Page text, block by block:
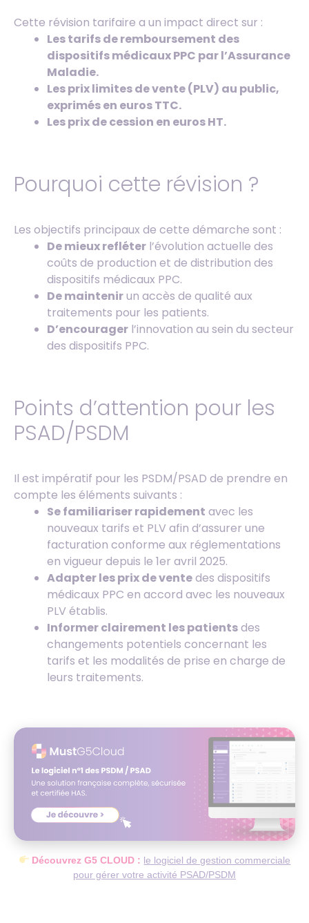
Cette révision tarifaire a un impact direct sur :
Les tarifs de remboursement des
dispositifs médicaux PPC par l’Assurance
Maladie.
Les prix limites de vente (PLV) au public,
exprimés en euros TTC.
Les prix de cession en euros HT.
Pourquoi cette révision ?
Les objectifs principaux de cette démarche sont :
De mieux refléter l’évolution actuelle des
coûts de production et de distribution des
dispositifs médicaux PPC.
De maintenirun accès de qualité aux
traitements pour les patients.
D’encourager l’innovation au sein du secteur
des dispositifs PPC.
Points d’attention pour les
PSAD/PSDM
Il est impératif pour les PSDM/PSAD de prendre en
compte les éléments suivants :
Se familiariser rapidement avec les
nouveaux tarifs et PLV afin d’assurer une
facturation conforme aux réglementations
en vigueur depuis le 1er avril 2025.
Adapter les prix de ventedes dispositifs
médicaux PPC en accord avec les nouveaux
PLV établis.
Informer clairement les patientsdes
changements potentiels concernant les
tarifs et les modalités de prise en charge de
leurs traitements.
Découvrez G5 CLOUD : le logiciel de gestion commerciale
pour gérer votre activité PSAD/PSDM